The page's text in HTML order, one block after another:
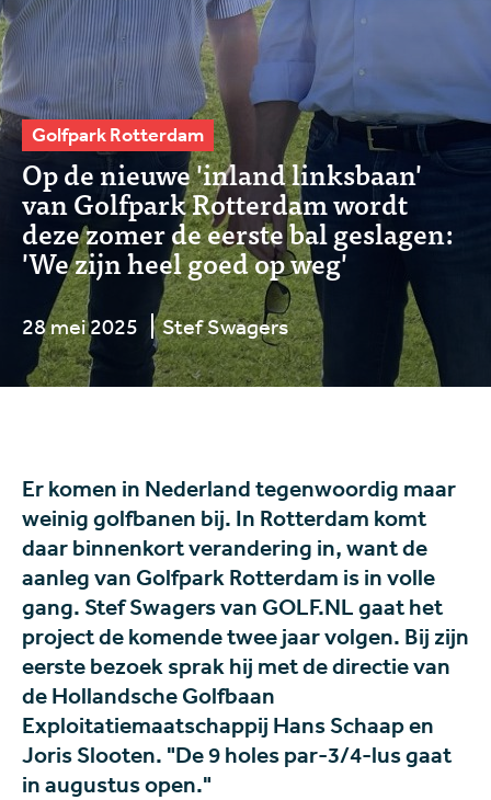
Golfpark Rotterdam
Op de nieuwe 'inland linksbaan'
van Golfpark Rotterdam wordt
deze zomer de eerste bal geslagen:
'We zijn heel goed op weg'
28 mei 2025 Stef Swagers
Er komen in Nederland tegenwoordig maar
weinig golfbanen bij. In Rotterdam komt
daar binnenkort verandering in, want de
aanleg van Golfpark Rotterdam is in volle
gang. Stef Swagers van GOLF.NL gaat het
project de komende twee jaar volgen. Bij zijn
eerste bezoek sprak hij met de directie van
de Hollandsche Golfbaan
Exploitatiemaatschappij Hans Schaap en
Joris Slooten. "De 9 holes par-3/4-lus gaat
in augustus open."